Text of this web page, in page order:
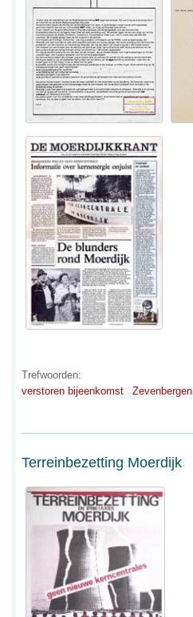
Trefwoorden:
verstoren bijeenkomst
Zevenbergen
Terreinbezetting Moerdijk